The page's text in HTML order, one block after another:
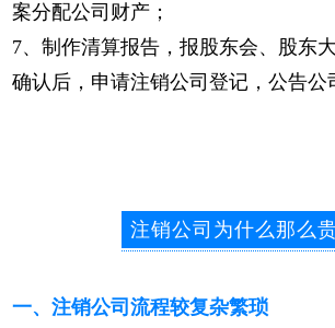
案分配公司财产；
7、制作清算报告，报股东会、股东
确认后，申请注销公司登记，公告公
注销公司为什么那么
一、注销公司流程较复杂繁琐